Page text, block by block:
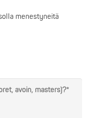
menestyneitä